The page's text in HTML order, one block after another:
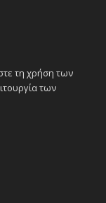
τη χρήση των
των